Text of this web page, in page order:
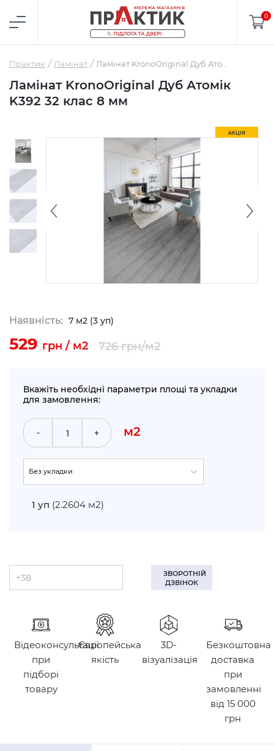
0
Практик Ламінат
Ламінат KronoOriginal Дуб Атомік
K392 32 клас 8 мм
АКЦІЯ
Наявність: 7 м2 (3 уп)
529 грн / м2 726грн/м2
Вкажіть необхідні параметри площі та укладки
для замовлення:
- + м2
Без укладки
1 уп (2.2604 м2)
ЗВОРОТНІЙ
ДЗВІНОК
Відеоконсультації
при
підборі
товару
Європейська
якість
3D-
візуалізація
Безкоштовна
доставка
при
замовленні
від 15 000
грн